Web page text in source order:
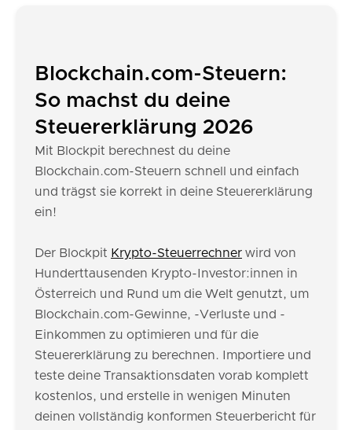
Blockchain.com-Steuern:
So machst du deine
Steuererklärung 2026
Mit Blockpit berechnest du deine
Blockchain.com-Steuern schnell und einfach
und trägst sie korrekt in deine Steuererklärung
ein!
Der Blockpit Krypto-Steuerrechner wird von
Hunderttausenden Krypto-Investor:innen in
Österreich und Rund um die Welt genutzt, um
Blockchain.com-Gewinne, -Verluste und -
Einkommen zu optimieren und für die
Steuererklärung zu berechnen. Importiere und
teste deine Transaktionsdaten vorab komplett
kostenlos, und erstelle in wenigen Minuten
deinen vollständig konformen Steuerbericht für